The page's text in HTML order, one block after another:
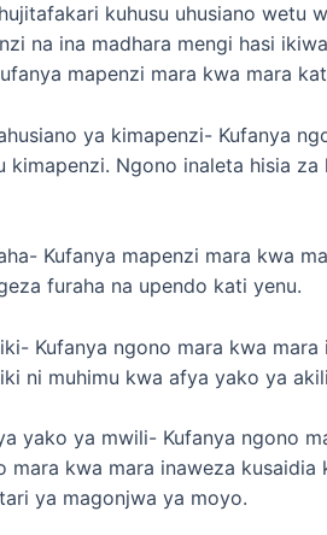
kuhusu uhusiano wetu
na ina madhara mengi hasi
mapenzi mara kwa mara
ya kimapenzi- Kufanya
kimapenzi. Ngono inaleta hisia
Kufanya mapenzi mara kwa
furaha na upendo kati yenu.
Kufanya ngono mara kwa
ni muhimu kwa afya yako ya
yako ya mwili- Kufanya ngono
mara kwa mara inaweza
ya magonjwa ya moyo.